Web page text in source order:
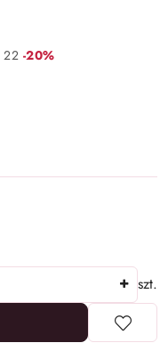
22 Rabat:
-20%
szt.